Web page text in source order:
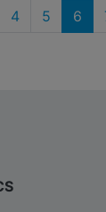
4 5 6